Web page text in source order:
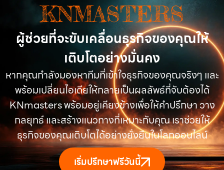
KNMASTERS
ผู้ช่วยที่จะขับเคลื่อนธุรกิจของคุณให้
เติบโตอย่างมั่นคง
หากคุณกำลังมองหาทีมที่เข้าใจธุรกิจของคุณจริงๆ และ
พร้อมเปลี่ยนไอเดียให้กลายเป็นผลลัพธ์ที่จับต้องได้
KNmasters พร้อมอยู่เคียงข้างเพื่อให้คำปรึกษา วาง
กลยุทธ์ และสร้างแนวทางที่เหมาะกับคุณ เราช่วยให้
ธุรกิจของคุณเติบโตได้อย่างยั่งยืนในโลกออนไลน์
เริ่มปรึกษาฟรีวันนี้